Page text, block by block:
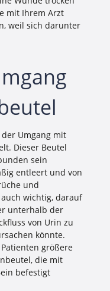
mit Ihrem Arzt
weil sich darunter
Umgang mit
Dieser Beutel
sein
entleert und von
und
wichtig, darauf
unterhalb der
von Urin zu
könnte.
größere
die mit
befestigt